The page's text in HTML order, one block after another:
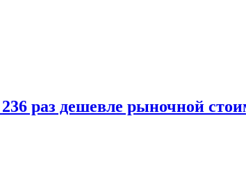
раз дешевле рыночной